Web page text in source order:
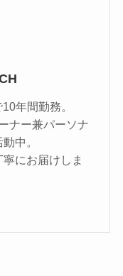
年間勤務。
ナー兼パーソナ
中。
にお届けしま